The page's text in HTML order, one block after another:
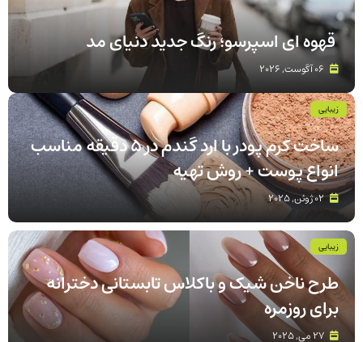
قهوه‌ ای اسپرسو؛ رنگ جدید دنیای مد
ساخت کرم پودر با ارد گندم در ۵ دقیقه مناسب
انواع پوست‌ + روش تهیه
02 ژوئن, 2025
زیبایی
طرح ناخن شیک و باکلاس تابستانی دخترانه
برای روزمره
زیبایی